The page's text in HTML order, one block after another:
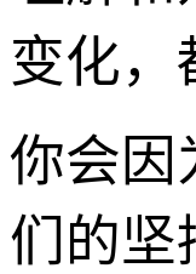
变化，
你会因
们的坚